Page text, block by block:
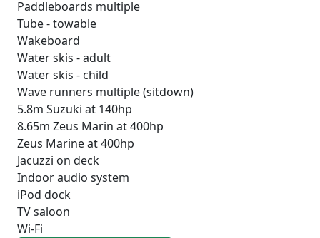
Paddleboards multiple
Tube - towable
Wakeboard
Water skis - adult
Water skis - child
Wave runners multiple (sitdown)
5.8m Suzuki at 140hp
8.65m Zeus Marin at 400hp
Zeus Marine at 400hp
Jacuzzi on deck
Indoor audio system
iPod dock
TV saloon
Wi-Fi